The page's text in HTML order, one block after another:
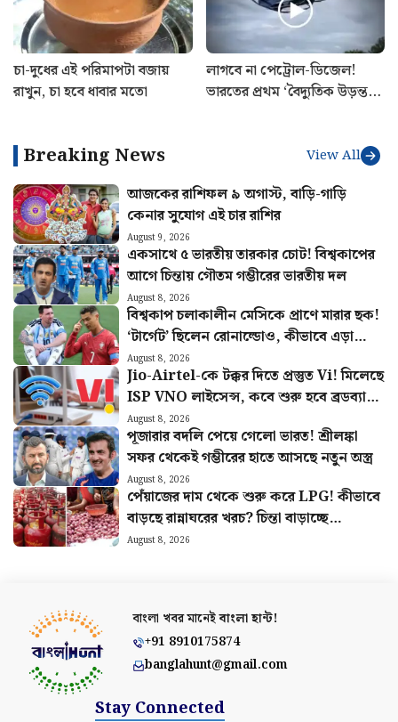
চা-দুধের এই পরিমাপটা বজায়
রাখুন, চা হবে ধাবার মতো
লাগবে না পেট্রোল-ডিজেল!
ভারতের প্রথম ‘বৈদ্যুতিক উড়ন্ত
Breaking News View All
আজকের রাশিফল ৯ অগাস্ট, বাড়ি-গাড়ি
কেনার সুযোগ এই চার রাশির
August 9, 2026
একসাথে ৫ ভারতীয় তারকার চোট! বিশ্বকাপের
আগে চিন্তায় গৌতম গম্ভীরের ভারতীয় দল
August 8, 2026
বিশ্বকাপ চলাকালীন মেসিকে প্রাণে মারার ছক!
‘টার্গেট’ ছিলেন রোনাল্ডোও, কীভাবে এড়ানো
গেল হামলা?
August 8, 2026
Jio-Airtel-কে টক্কর দিতে প্রস্তুত Vi! মিলেছে
ISP VNO লাইসেন্স, কবে শুরু হবে ব্রডব্যান্ড
সার্ভিস?
August 8, 2026
পূজারার বদলি পেয়ে গেলো ভারত! শ্রীলঙ্কা
সফর থেকেই গম্ভীরের হাতে আসছে নতুন অস্ত্র
August 8, 2026
পেঁয়াজের দাম থেকে শুরু করে LPG! কীভাবে
বাড়ছে রান্নাঘরের খরচ? চিন্তা বাড়াচ্ছে
পরিসংখ্যান
August 8, 2026
বাংলা খবর মানেইবাংলা হান্ট!
+91 8910175874
banglahunt@gmail.com
Stay Connected